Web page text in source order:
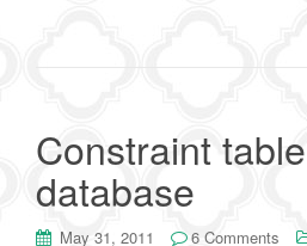
Constraint
database
May 31, 2011 6 Comments